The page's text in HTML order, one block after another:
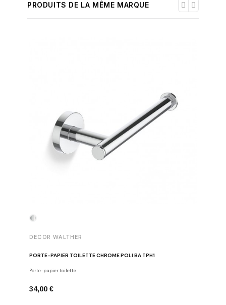
PRODUITS DE LA MÊME MARQUE
DECOR WALTHER
PORTE-PAPIER TOILETTE CHROME POLI BA TPH1
Porte-papier toilette
34,00 €